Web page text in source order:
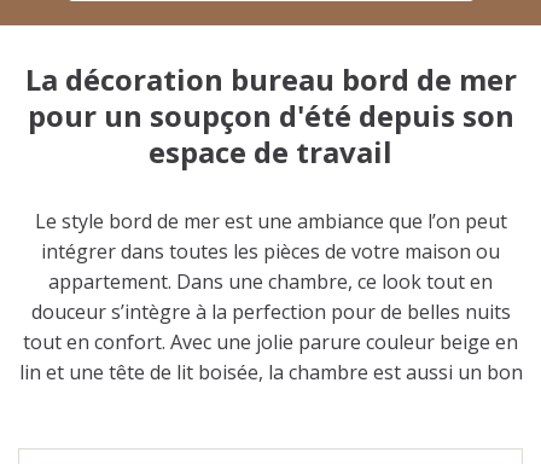
La décoration bureau bord de mer
pour un soupçon d'été depuis son
espace de travail
Le style bord de mer est une ambiance que l’on peut
intégrer dans toutes les pièces de votre maison ou
appartement. Dans une chambre, ce look tout en
douceur s’intègre à la perfection pour de belles nuits
tout en confort. Avec une jolie parure couleur beige en
lin et une tête de lit boisée, la chambre est aussi un bon